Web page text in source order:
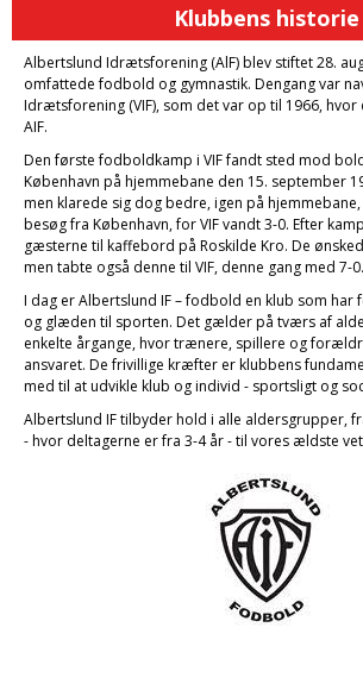
Klubbens historie
Albertslund Idrætsforening (AlF) blev stiftet 28.
omfattede fodbold og gymnastik. Dengang var
Idræts­forening (VIF), som det var op til 1966,
AIF.
Den første fodboldkamp i VIF fandt sted mod
København på hjemmebane den 15. september
men klarede sig dog bedre, igen på
besøg fra København, for VIF vandt 3-0. Efter
gæsterne til kaffebord på Roskilde Kro. De
men tabte også denne til VIF, denne gang med 7-0.
I dag er Albertslund IF – fodbold en klub som
og glæden til sporten. Det gælder på tværs af
enkelte årgange, hvor trænere, spillere og
ansvaret. De frivillige kræfter er klubbens
med til at udvikle klub og individ - sportsligt og
Albertslund IF tilbyder hold i alle aldersgrupper,
- hvor deltagerne er fra 3-4 år - til vores ældste